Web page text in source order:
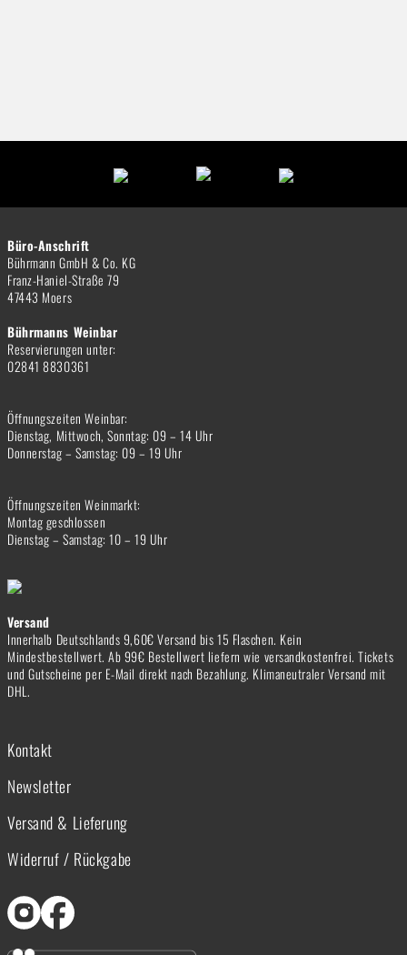
Büro-Anschrift
Bührmann GmbH & Co. KG
Franz-Haniel-Straße 79
47443 Moers
Bührmanns Weinbar
Reservierungen unter:
02841 8830361
Öffnungszeiten Weinbar:
Dienstag, Mittwoch, Sonntag: 09 – 14 Uhr
Donnerstag – Samstag: 09 – 19 Uhr
Öffnungszeiten Weinmarkt:
Montag geschlossen
Dienstag – Samstag: 10 – 19 Uhr
Versand
Innerhalb Deutschlands 9,60€ Versand bis 15 Flaschen. Kein
Mindestbestellwert. Ab 99€ Bestellwert liefern wie versandkostenfrei. Tickets
und Gutscheine per E-Mail direkt nach Bezahlung. Klimaneutraler Versand mit
DHL.
Kontakt
Newsletter
Versand & Lieferung
Widerruf / Rückgabe